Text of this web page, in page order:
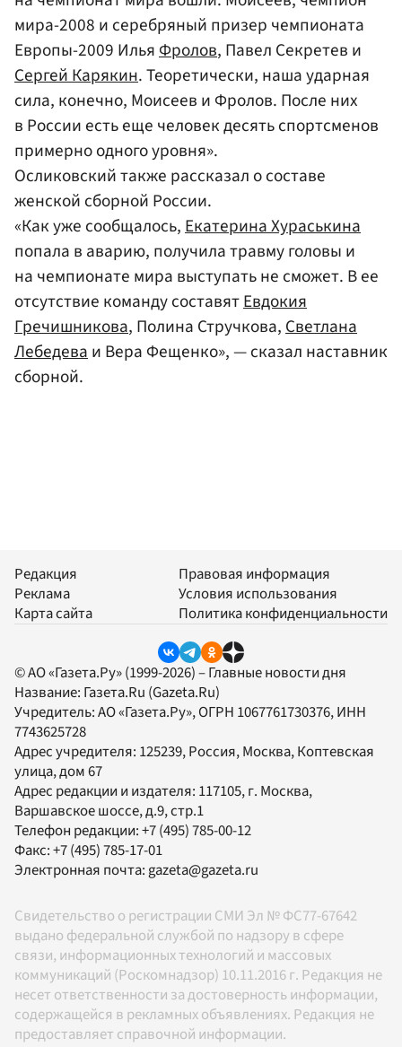
мира-2008 и серебряный призер чемпионата
Европы-2009 ИльяФролов, Павел Секретев и
Сергей Карякин. Теоретически, наша ударная
сила, конечно, Моисеев и Фролов. После них
в России есть еще человек десять спортсменов
примерно одного уровня».
Осликовский также рассказал о составе
женской сборной России.
«Как уже сообщалось,Екатерина Хураськина
попала в аварию, получила травму головы и
на чемпионате мира выступать не сможет. В ее
отсутствие команду составятЕвдокия
Гречишникова, Полина Стручкова,Светлана
Лебедеваи Вера Фещенко», — сказал наставник
сборной.
Редакция
Реклама
Карта сайта
Правовая информация
Условия использования
Политика конфиденциальности
© АО «Газета.Ру» (1999-2026) – Главные новости дня
Название: Газета.Ru (Gazeta.Ru)
Учредитель:АО «Газета.Ру», ОГРН 1067761730376, ИНН
7743625728
Адрес учредителя: 125239, Россия, Москва, Коптевская
улица, дом 67
Адрес редакции и издателя: 117105, г. Москва,
Варшавское шоссе, д.9, стр.1
Телефон редакции:+7 (495) 785-00-12
Факс:+7 (495) 785-17-01
Электронная почта:gazeta@gazeta.ru
Свидетельство о регистрации СМИ Эл № ФС77-67642
выдано федеральной службой по надзору в сфере
связи, информационных технологий и массовых
коммуникаций (Роскомнадзор) 10.11.2016 г. Редакция не
несет ответственности за достоверность информации,
содержащейся в рекламных объявлениях. Редакция не
предоставляет справочной информации.